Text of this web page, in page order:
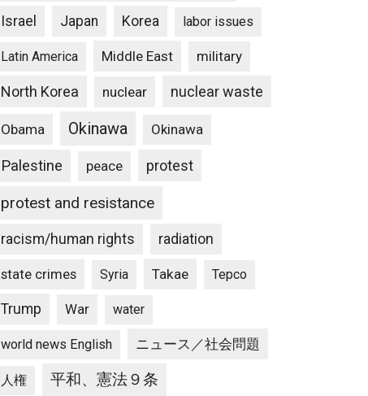
Israel Japan Korea labor issues
Latin America Middle East military
North Korea nuclear nuclear waste
Obama Okinawa Okinawa
Palestine peace protest
protest and resistance
racism/human rights radiation
state crimes Syria Takae Tepco
Trump War water
world news English ニュース／社会問題
人権 平和、憲法９条